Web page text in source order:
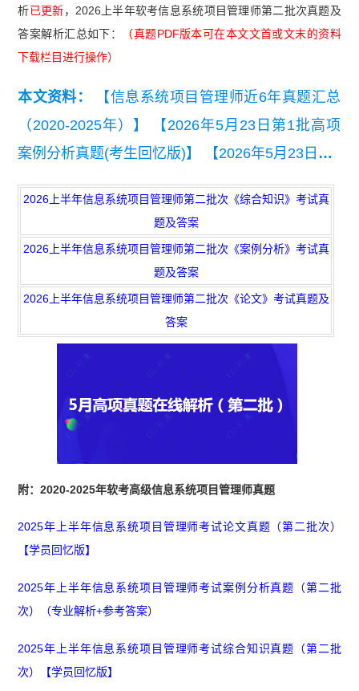
析已更新，2026上半年软考信息系统项目管理师第二批次真题及
答案解析汇总如下：
（真题PDF版本可在本文文首或文末的资料
下载栏目进行操作）
本文资料：
【信息系统项目管理师近6年真题汇总
（2020-2025年）】
【2026年5月23日第1批高项
案例分析真题(考生回忆版)】
【2026年5月23日第1
批高项综合知识真题(考生回忆版).pdf】 【2026年5
月高项第二批次综合知识真题及答案】 【2026年5
月高项第二批次案例分析真题（考生回忆版）.pd
【2026年5月24日高项第二批次论文真题（考
生回忆版）.pdf】
2026上半年信息系统项目管理师第二批次《综合知识》考试真
题及答案
2026上半年信息系统项目管理师第二批次《案例分析》考试真
题及答案
2026上半年信息系统项目管理师第二批次《论文》考试真题及
答案
附：2020-2025年软考高级信息系统项目管理师真题
2025年上半年信息系统项目管理师考试论文真题（第二批次）
【学员回忆版】
2025年上半年信息系统项目管理师考试案例分析真题（第二批
次）（专业解析+参考答案）
2025年上半年信息系统项目管理师考试综合知识真题（第二批
次）【学员回忆版】